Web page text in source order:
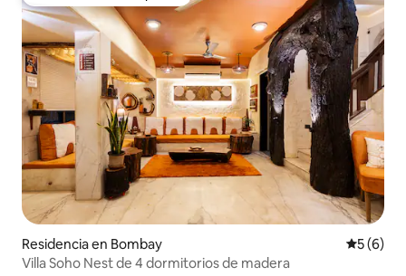
Residencia en Bombay
5 (6)
Villa Soho Nest de 4 dormitorios de madera